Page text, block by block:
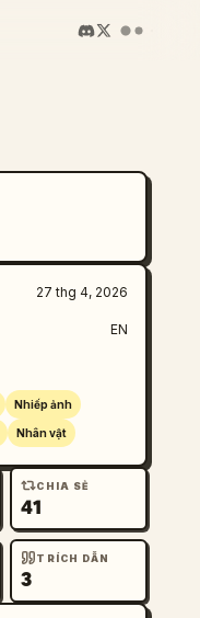
27 thg 4, 2026
EN
Nhiếp ảnh
Nhân vật
CHIA SẺ
41
TRÍCH DẪN
3